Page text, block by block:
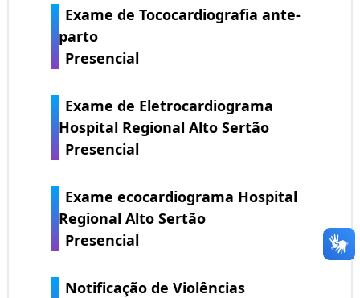
Exame de Tococardiografia ante-
parto
Presencial
Exame de Eletrocardiograma
Hospital Regional Alto Sertão
Presencial
Exame ecocardiograma Hospital
Regional Alto Sertão
Presencial
Notificação de Violências